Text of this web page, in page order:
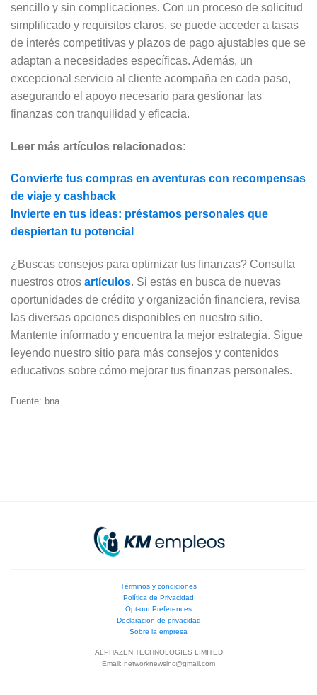
sencillo y sin complicaciones. Con un proceso de solicitud
simplificado y requisitos claros, se puede acceder a tasas
de interés competitivas y plazos de pago ajustables que se
adaptan a necesidades específicas. Además, un
excepcional servicio al cliente acompaña en cada paso,
asegurando el apoyo necesario para gestionar las
finanzas con tranquilidad y eficacia.
Leer más artículos relacionados:
Convierte tus compras en aventuras con recompensas
de viaje y cashback
Invierte en tus ideas: préstamos personales que
despiertan tu potencial
¿Buscas consejos para optimizar tus finanzas? Consulta
nuestros otros artículos. Si estás en busca de nuevas
oportunidades de crédito y organización financiera, revisa
las diversas opciones disponibles en nuestro sitio.
Mantente informado y encuentra la mejor estrategia. Sigue
leyendo nuestro sitio para más consejos y contenidos
educativos sobre cómo mejorar tus finanzas personales.
Fuente: bna
Términos y condiciones
Política de Privacidad
Opt-out Preferences
Declaracion de privacidad
Sobre la empresa
ALPHAZEN TECHNOLOGIES LIMITED
Email: networknewsinc@gmail.com